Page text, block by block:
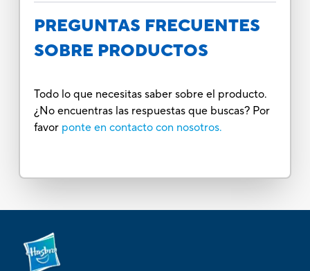
PREGUNTAS FRECUENTES
SOBRE PRODUCTOS
Todo lo que necesitas saber sobre el producto.
¿No encuentras las respuestas que buscas? Por
favor ponte en contacto con nosotros.